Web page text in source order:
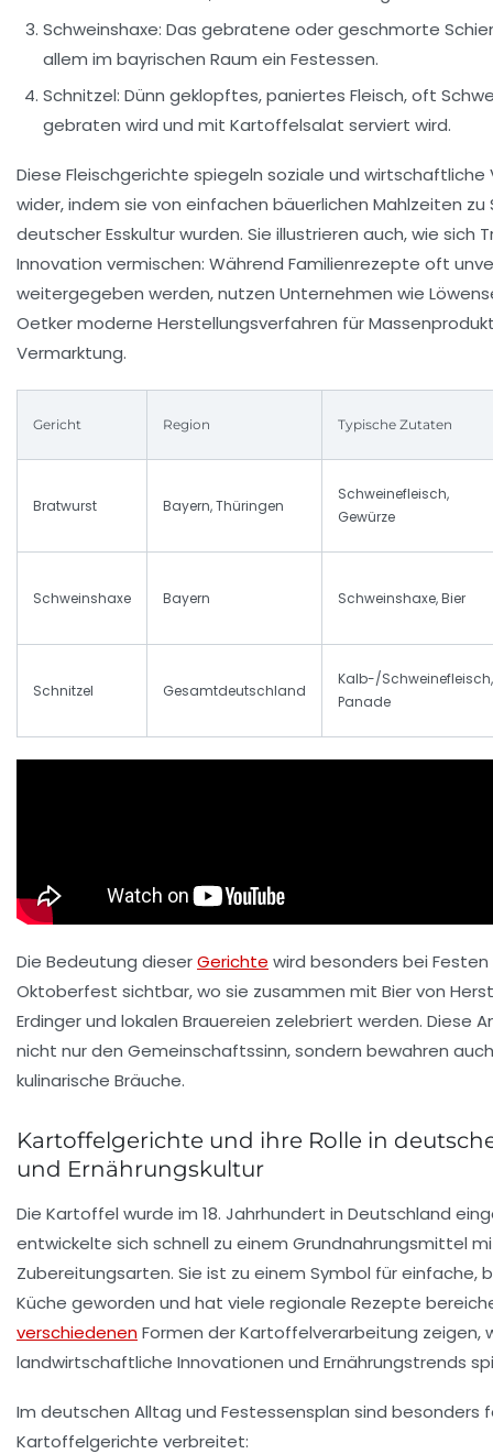
Schweinshaxe: Das gebratene oder geschmorte
allem im bayrischen Raum ein Festessen.
Schnitzel: Dünn geklopftes, paniertes Fleisch, oft
gebraten wird und mit Kartoffelsalat serviert wird.
Diese Fleischgerichte spiegeln soziale und wirtschaftliche
wider, indem sie von einfachen bäuerlichen Mahlzeiten zu
deutscher Esskultur wurden. Sie illustrieren auch, wie sich
Innovation vermischen: Während Familienrezepte oft
weitergegeben werden, nutzen Unternehmen wie
Oetkermoderne Herstellungsverfahren für
Vermarktung.
Gericht Region Typische Zutaten
Bratwurst Bayern, Thüringen
Schweinefleisch,
Gewürze
Schweinshaxe Bayern Schweinshaxe, Bier
Schnitzel Gesamtdeutschland
Kalb-/Schweinefleisch,
Panade
Die Bedeutung dieserGerichte wird besonders bei
Oktoberfest sichtbar, wo sie zusammen mit Bier von
Erdingerund lokalen Brauereien zelebriert werden. Diese
nicht nur den Gemeinschaftssinn, sondern bewahren
kulinarische Bräuche.
Kartoffelgerichte und ihre Rolle in
und Ernährungskultur
Die Kartoffel wurde im 18. Jahrhundert in Deutschland
entwickelte sich schnell zu einem Grundnahrungsmittel
Zubereitungsarten. Sie ist zu einem Symbol für einfache,
Küche geworden und hat viele regionale Rezepte
verschiedenenFormen der Kartoffelverarbeitung zeigen,
landwirtschaftliche Innovationen und Ernährungstrends
Im deutschen Alltag und Festessensplan sind besonders
Kartoffelgerichte verbreitet: